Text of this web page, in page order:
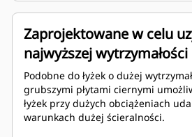
Zaprojektowane w celu
najwyższej wytrzymałości
Podobne do łyżek o dużej
grubszymi płytami ciernymi
łyżek przy dużych obciążeniach
warunkach dużej ścieralności.